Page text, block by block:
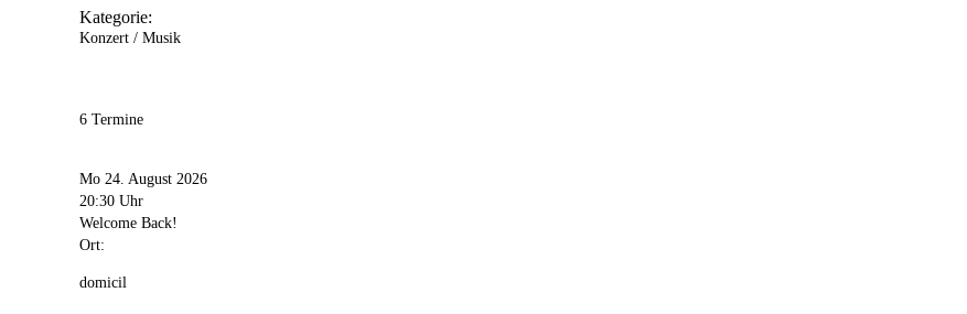
Kategorie:
Konzert / Musik
6 Termine
Mo 24. August 2026
20:30 Uhr
Welcome Back!
Ort:
domicil